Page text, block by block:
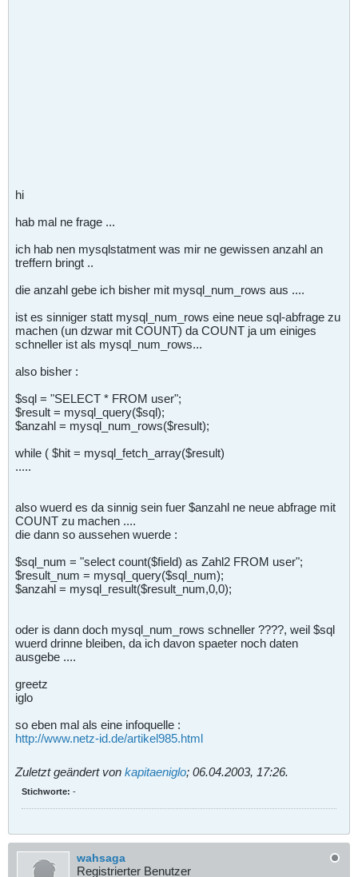
hi
hab mal ne frage ...
ich hab nen mysqlstatment was mir ne gewissen anzahl an
treffern bringt ..
die anzahl gebe ich bisher mit mysql_num_rows aus ....
ist es sinniger statt mysql_num_rows eine neue sql-abfrage zu
machen (un dzwar mit COUNT) da COUNT ja um einiges
schneller ist als mysql_num_rows...
also bisher :
$sql = "SELECT * FROM user";
$result = mysql_query($sql);
$anzahl = mysql_num_rows($result);
while ( $hit = mysql_fetch_array($result)
.....
also wuerd es da sinnig sein fuer $anzahl ne neue abfrage mit
COUNT zu machen ....
die dann so aussehen wuerde :
$sql_num = "select count($field) as Zahl2 FROM user";
$result_num = mysql_query($sql_num);
$anzahl = mysql_result($result_num,0,0);
oder is dann doch mysql_num_rows schneller ????, weil $sql
wuerd drinne bleiben, da ich davon spaeter noch daten
ausgebe ....
greetz
iglo
so eben mal als eine infoquelle :
http://www.netz-id.de/artikel985.html
Zuletzt geändert von kapitaeniglo; 06.04.2003, 17:26.
Stichworte: -
wahsaga
Registrierter Benutzer